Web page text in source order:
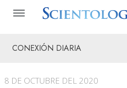
CONEXIÓN DIARIA
8 DE OCTUBRE DEL 2020